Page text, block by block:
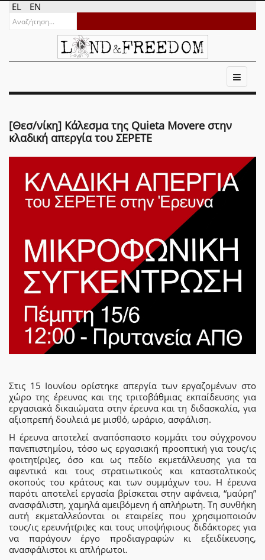
EL EN
[Θεσ/νίκη] Κάλεσμα της Quieta Movere στην
κλαδική απεργία του ΣΕΡΕΤΕ
Στις 15 Ιουνίου ορίστηκε απεργία των εργαζομένων στο
χώρο της έρευνας και της τριτοβάθμιας εκπαίδευσης για
εργασιακά δικαιώματα στην έρευνα και τη διδασκαλία, για
αξιοπρεπή δουλειά με μισθό, ωράριο, ασφάλιση.
Η έρευνα αποτελεί αναπόσπαστο κομμάτι του σύγχρονου
πανεπιστημίου, τόσο ως εργασιακή προοπτική για τους/ις
φοιτητ(ρι)ες, όσο και ως πεδίο εκμετάλλευσης για τα
αφεντικά και τους στρατιωτικούς και κατασταλτικούς
σκοπούς του κράτους και των συμμάχων του. Η έρευνα
παρότι αποτελεί εργασία βρίσκεται στην αφάνεια, “μαύρη”
ανασφάλιστη, χαμηλά αμειβόμενη ή απλήρωτη. Τη συνθήκη
αυτή εκμεταλλεύονται οι εταιρείες που χρησιμοποιούν
τους/ις ερευνήτ(ρι)ες και τους υποψήφιους διδάκτορες για
να παράγουν έργο προδιαγραφών κι εξειδίκευσης,
ανασφάλιστοι κι απλήρωτοι.